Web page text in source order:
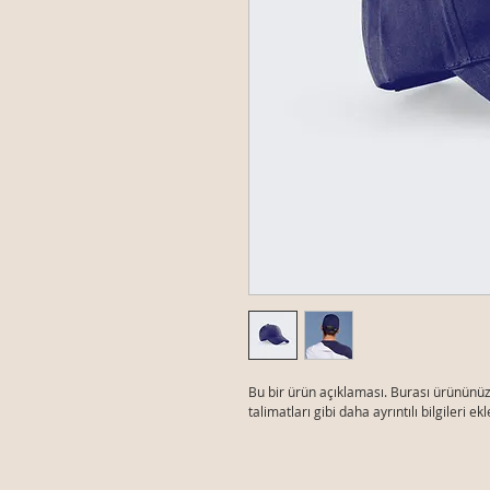
Bu bir ürün açıklaması. Burası
talimatları gibi daha ayrıntılı bilgileri